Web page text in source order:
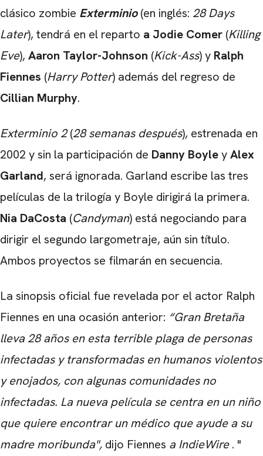
clásico zombie Exterminio(en inglés: 28 Days
Later), tendrá en el reparto a Jodie Comer (Killing
Eve), Aaron Taylor-Johnson (Kick-Ass) y Ralph
Fiennes (Harry Potter) además del regreso de
Cillian Murphy.
Exterminio 2(28 semanas después), estrenada en
2002 y sin la participación de Danny BoyleyAlex
Garland, será ignorada. Garland escribe las tres
películas de la trilogía y Boyle dirigirá la primera.
Nia DaCosta (Candyman) está negociando para
dirigir el segundo largometraje, aún sin título.
Ambos proyectos se filmarán en secuencia.
La sinopsis oficial fue revelada por el actor Ralph
Fiennes en una ocasión anterior: “Gran Bretaña
lleva 28 años en esta terrible plaga de personas
infectadas y transformadas en humanos violentos
y enojados, con algunas comunidades no
infectadas. La nueva película se centra en un niño
que quiere encontrar un médico que ayude a su
madre moribunda", dijo Fiennes a IndieWire. "